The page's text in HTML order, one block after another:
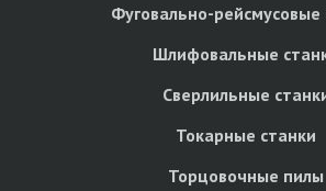
Фуговально-рейсмусовые
Шлифовальные
Сверлильные
Токарные станки
Торцовочные пилы